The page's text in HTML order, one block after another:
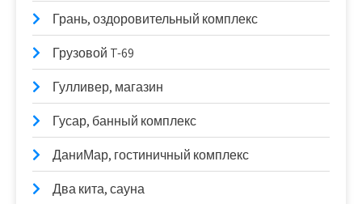
Грань, оздоровительный комплекс
Грузовой T-69
Гулливер, магазин
Гусар, банный комплекс
ДаниМар, гостиничный комплекс
Два кита, сауна